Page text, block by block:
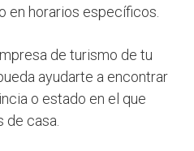
en horarios específicos.
de turismo de tu
ayudarte a encontrar
o estado en el que
de casa.